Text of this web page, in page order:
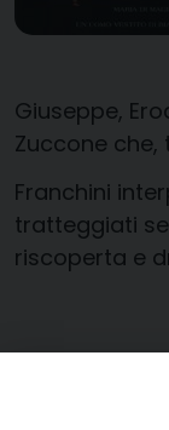
Giuseppe,
Zuccone che,
Franchini
tratteggiati
riscoperta e